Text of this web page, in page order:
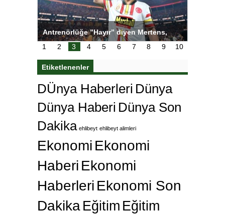
Salihli Sporcuları Kuraş’ta Gururlandırdı
1 2 3 4 5 6 7 8 9 10
Etiketlenenler
DÜnya Haberleri Dünya
Dünya Haberi Dünya Son
Dakika ehlibeyt ehlibeyt alimleri
Ekonomi Ekonomi
Haberi Ekonomi
Haberleri Ekonomi Son
Dakika Eğitim Eğitim